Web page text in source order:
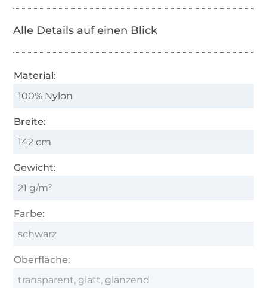
Alle Details auf einen Blick
Material:
100% Nylon
Breite:
142 cm
Gewicht:
21 g/m²
Farbe:
schwarz
Oberfläche:
transparent, glatt, glänzend